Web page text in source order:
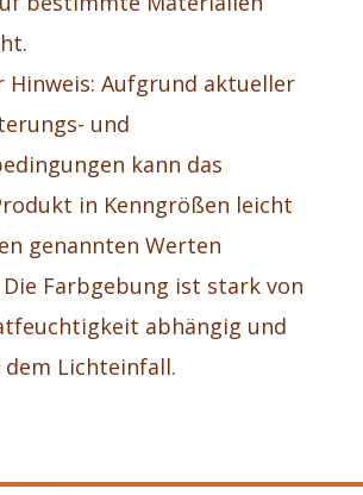
Hinweis: Aufgrund aktueller
und
kann das
in Kenngrößen leicht
genannten Werten
Farbgebung ist stark von
abhängig und
Lichteinfall.